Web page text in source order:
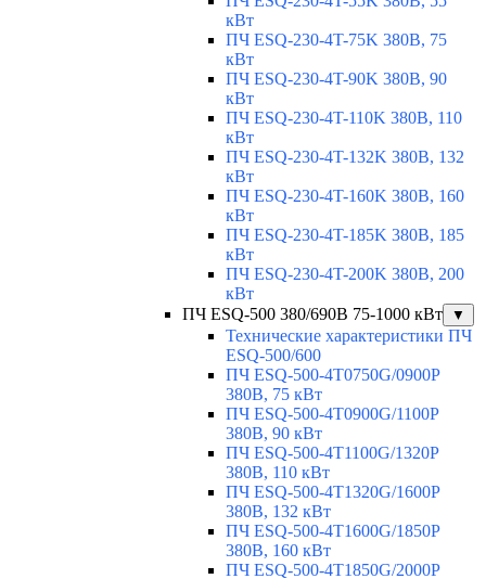
кВт
ПЧ ESQ-230-4T-75K 380В, 75
кВт
ПЧ ESQ-230-4T-90K 380В, 90
кВт
ПЧ ESQ-230-4T-110K 380В, 110
кВт
ПЧ ESQ-230-4T-132K 380В, 132
кВт
ПЧ ESQ-230-4T-160K 380В, 160
кВт
ПЧ ESQ-230-4T-185K 380В, 185
кВт
ПЧ ESQ-230-4T-200K 380В, 200
кВт
ПЧ ESQ-500 380/690В 75-1000 кВт
▼
Технические характеристики ПЧ
ESQ-500/600
ПЧ ESQ-500-4T0750G/0900P
380В, 75 кВт
ПЧ ESQ-500-4T0900G/1100P
380В, 90 кВт
ПЧ ESQ-500-4T1100G/1320P
380В, 110 кВт
ПЧ ESQ-500-4T1320G/1600P
380В, 132 кВт
ПЧ ESQ-500-4T1600G/1850P
380В, 160 кВт
ПЧ ESQ-500-4T1850G/2000P